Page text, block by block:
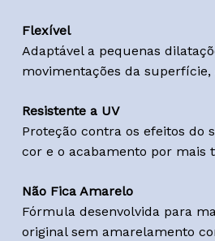
Flexível
Adaptável a pequenas
movimentações da superfície,
Resistente a UV
Proteção contra os efeitos do
cor e o acabamento por mais
Não Fica Amarelo
Fórmula desenvolvida para
original sem amarelamento